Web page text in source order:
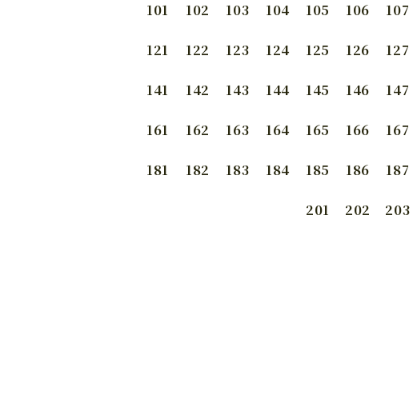
101 102 103 104 105 106 107
121 122 123 124 125 126 127
141 142 143 144 145 146 147
161 162 163 164 165 166 167
181 182 183 184 185 186 187
201 202 203